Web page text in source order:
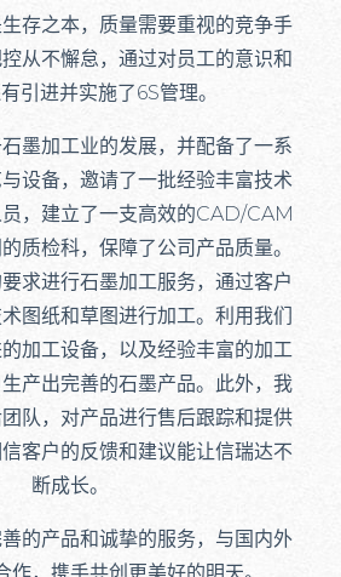
存之本，质量需要重视的竞争手
从不懈怠，通过对员工的意识和
引进并实施了6S管理。
墨加工业的发展，并配备了一系
设备，邀请了一批经验丰富技术
，建立了一支高效的CAD/CAM
质检科，保障了公司产品质量。
求进行石墨加工服务，通过客户
图纸和草图进行加工。利用我们
加工设备，以及经验丰富的加工
产出完善的石墨产品。此外，我
队，对产品进行售后跟踪和提供
客户的反馈和建议能让信瑞达不
断成长。
的产品和诚挚的服务，与国内外